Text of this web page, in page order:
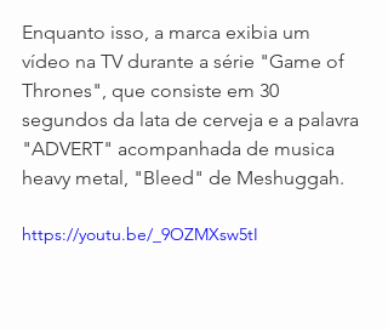
Enquanto isso, a marca exibia um
vídeo na TV durante a série "Game of
Thrones", que consiste em 30
segundos da lata de cerveja e a palavra
"ADVERT" acompanhada de musica
heavy metal, "Bleed" de Meshuggah.
https://youtu.be/_9OZMXsw5tI